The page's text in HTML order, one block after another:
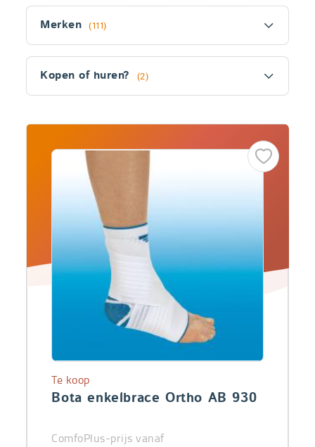
section
Filter
Merken (111)
Kopen of huren? (2)
Producten
Bota enkelbrace Ortho AB 930
Te koop
ComfoPlus-prijs vanaf